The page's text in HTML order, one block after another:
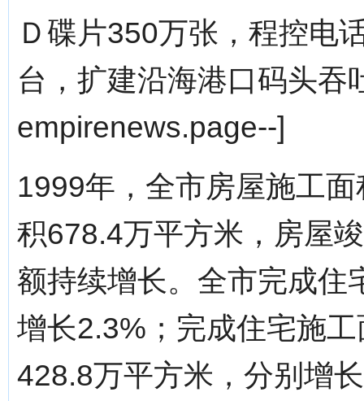
Ｄ碟片350万张，程控电
台，扩建沿海港口码头吞
empirenews.page--]
1999年，全市房屋施工
积678.4万平方米，房屋
额持续增长。全市完成住
增长2.3%；完成住宅施
428.8万平方米，分别增